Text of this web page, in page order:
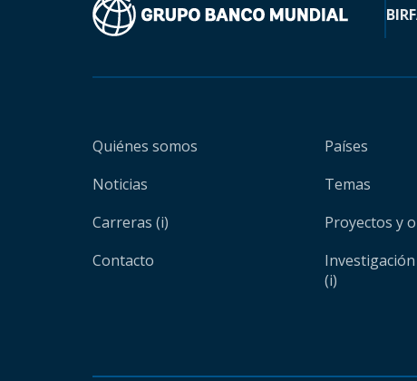
BIRF
Quiénes somos
Noticias
Carreras (i)
Contacto
Países
Temas
Proyectos y
(i)